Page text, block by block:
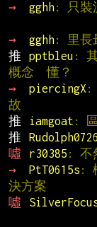
→
gghh: 只裝
→
gghh: 里長
推
pptbleu :
概念  懂？
→
piercingX :
故
推
iamgoat :
推
Rudolph0726
噓
r30385 : 不
→
PtT0615s :
決方案
噓